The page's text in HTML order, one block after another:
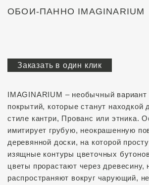
IMAGINARIUM
Заказать в один клик
IMAGINARIUM – необычный вариант
покрытий, которые станут находкой
стиле кантри, Прованс или этника.
имитирует грубую, неокрашенную
деревянной доски, на которой
изящные контуры цветочных
цветы прорастают через древесину,
распространяют вокруг чарующий,